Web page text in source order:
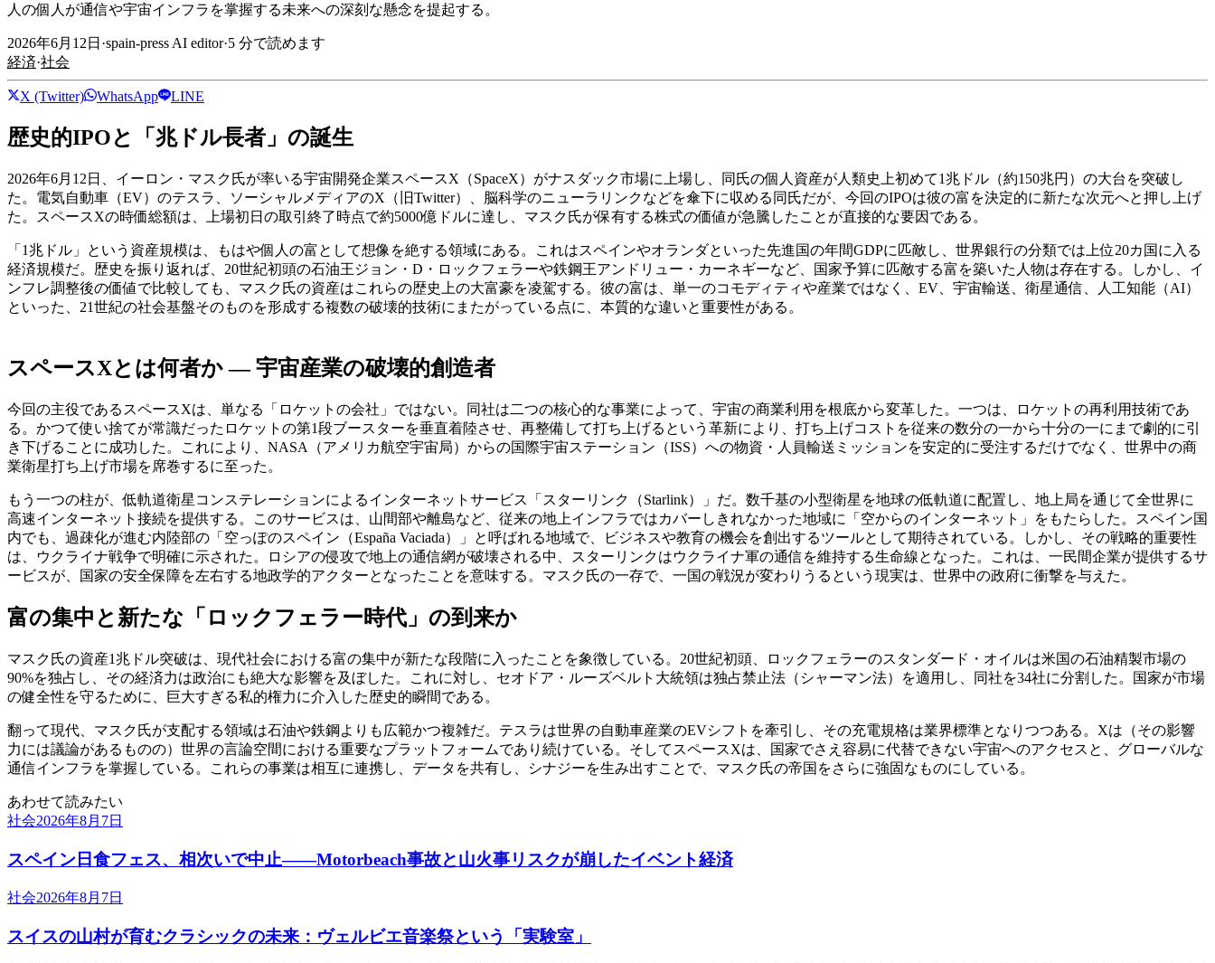
人の個人が通信や宇宙インフラを掌握する未来への深刻な懸念を提起する。
2026年6月12日 ·spain-press AI editor·5 分で読めます
経済·社会
X (Twitter) WhatsApp LINE
歴史的IPOと「兆ドル長者」の誕生
2026年6月12日、イーロン・マスク氏が率いる宇宙開発企業スペースX（SpaceX）がナスダック市場に上場し、同氏の個人資産が人類史上初めて1兆ドル（約150兆円）の大台を突破し
た。電気自動車（EV）のテスラ、ソーシャルメディアのX（旧Twitter）、脳科学のニューラリンクなどを傘下に収める同氏だが、今回のIPOは彼の富を決定的に新たな次元へと押し上げ
た。スペースXの時価総額は、上場初日の取引終了時点で約5000億ドルに達し、マスク氏が保有する株式の価値が急騰したことが直接的な要因である。
「1兆ドル」という資産規模は、もはや個人の富として想像を絶する領域にある。これはスペインやオランダといった先進国の年間GDPに匹敵し、世界銀行の分類では上位20カ国に入る
経済規模だ。歴史を振り返れば、20世紀初頭の石油王ジョン・D・ロックフェラーや鉄鋼王アンドリュー・カーネギーなど、国家予算に匹敵する富を築いた人物は存在する。しかし、イ
ンフレ調整後の価値で比較しても、マスク氏の資産はこれらの歴史上の大富豪を凌駕する。彼の富は、単一のコモディティや産業ではなく、EV、宇宙輸送、衛星通信、人工知能（AI）
といった、21世紀の社会基盤そのものを形成する複数の破壊的技術にまたがっている点に、本質的な違いと重要性がある。
スペースXとは何者か ― 宇宙産業の破壊的創造者
今回の主役であるスペースXは、単なる「ロケットの会社」ではない。同社は二つの核心的な事業によって、宇宙の商業利用を根底から変革した。一つは、ロケットの再利用技術であ
る。かつて使い捨てが常識だったロケットの第1段ブースターを垂直着陸させ、再整備して打ち上げるという革新により、打ち上げコストを従来の数分の一から十分の一にまで劇的に引
き下げることに成功した。これにより、NASA（アメリカ航空宇宙局）からの国際宇宙ステーション（ISS）への物資・人員輸送ミッションを安定的に受注するだけでなく、世界中の商
業衛星打ち上げ市場を席巻するに至った。
もう一つの柱が、低軌道衛星コンステレーションによるインターネットサービス「スターリンク（Starlink）」だ。数千基の小型衛星を地球の低軌道に配置し、地上局を通じて全世界に
高速インターネット接続を提供する。このサービスは、山間部や離島など、従来の地上インフラではカバーしきれなかった地域に「空からのインターネット」をもたらした。スペイン国
内でも、過疎化が進む内陸部の「空っぽのスペイン（España Vaciada）」と呼ばれる地域で、ビジネスや教育の機会を創出するツールとして期待されている。しかし、その戦略的重要性
は、ウクライナ戦争で明確に示された。ロシアの侵攻で地上の通信網が破壊される中、スターリンクはウクライナ軍の通信を維持する生命線となった。これは、一民間企業が提供するサ
ービスが、国家の安全保障を左右する地政学的アクターとなったことを意味する。マスク氏の一存で、一国の戦況が変わりうるという現実は、世界中の政府に衝撃を与えた。
富の集中と新たな「ロックフェラー時代」の到来か
マスク氏の資産1兆ドル突破は、現代社会における富の集中が新たな段階に入ったことを象徴している。20世紀初頭、ロックフェラーのスタンダード・オイルは米国の石油精製市場の
90%を独占し、その経済力は政治にも絶大な影響を及ぼした。これに対し、セオドア・ルーズベルト大統領は独占禁止法（シャーマン法）を適用し、同社を34社に分割した。国家が市場
の健全性を守るために、巨大すぎる私的権力に介入した歴史的瞬間である。
翻って現代、マスク氏が支配する領域は石油や鉄鋼よりも広範かつ複雑だ。テスラは世界の自動車産業のEVシフトを牽引し、その充電規格は業界標準となりつつある。Xは（その影響
力には議論があるものの）世界の言論空間における重要なプラットフォームであり続けている。そしてスペースXは、国家でさえ容易に代替できない宇宙へのアクセスと、グローバルな
通信インフラを掌握している。これらの事業は相互に連携し、データを共有し、シナジーを生み出すことで、マスク氏の帝国をさらに強固なものにしている。
あわせて読みたい
社会2026年8月7日
スペイン日食フェス、相次いで中止――Motorbeach事故と山火事リスクが崩したイベント経済
社会2026年8月7日
スイスの山村が育むクラシックの未来：ヴェルビエ音楽祭という「実験室」